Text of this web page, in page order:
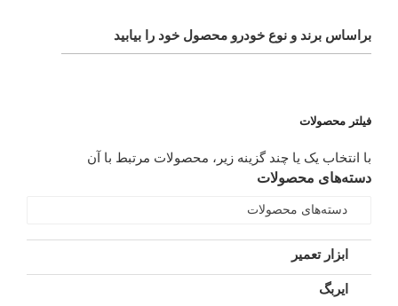
براساس برند و نوع خودرو محصول خود را بیابید
فیلتر محصولات
با انتخاب یک یا چند گزینه زیر، محصولات مرتبط با آن
دسته‌های محصولات
دسته‌های محصولات
ابزار تعمیر
ایربگ